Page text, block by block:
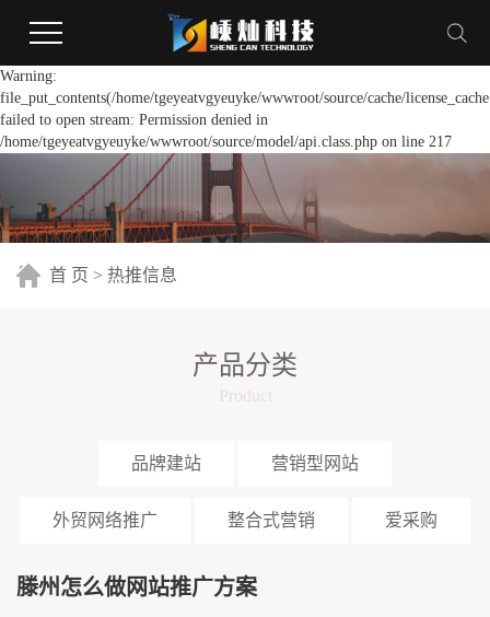
Warning:
file_put_contents(/home/tgeyeatvgyeuyke/wwwroot/source/cache/
failed to open stream: Permission denied in
/home/tgeyeatvgyeuyke/wwwroot/source/model/api.class.php on line 217
首 页 > 热推信息
产品分类
品牌建站 营销型网站
外贸网络推广 整合式营销 爱采购
滕州怎么做网站推广方案